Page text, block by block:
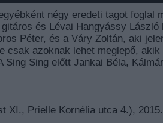
négy eredeti tagot foglal
és Lévai Hangyássy László
Péter, és a Váry Zoltán, aki
csak azoknak lehet meglepő, akik
Sing Sing előtt Jankai Béla,
XI., Prielle Kornélia utca 4.),